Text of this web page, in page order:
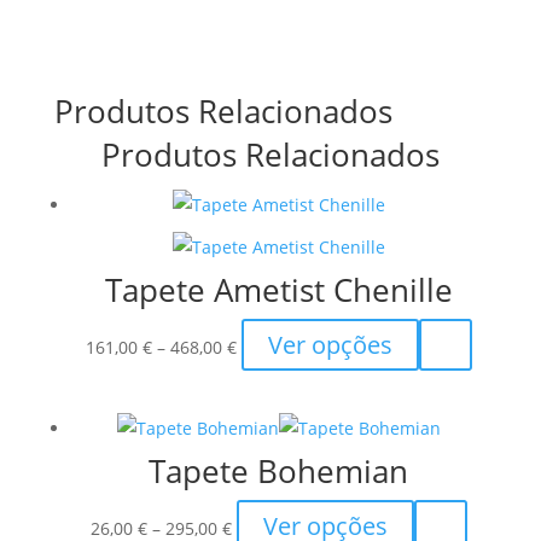
Produtos Relacionados
Produtos Relacionados
Tapete Ametist Chenille
161,00 € – 468,00 €Price
range:
through
468,00 €
Ver opções
product
multiple
The
Tapete Bohemian
26,00 € – 295,00 €PriceVer opções